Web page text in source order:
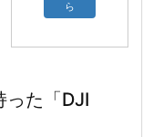
ら
た「DJI